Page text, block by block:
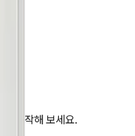
시작해 보세요.